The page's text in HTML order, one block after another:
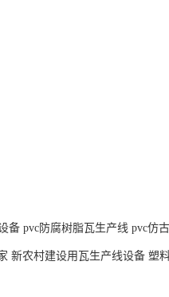
备 pvc防腐树脂瓦生产线 pvc仿
新农村建设用瓦生产线设备 塑